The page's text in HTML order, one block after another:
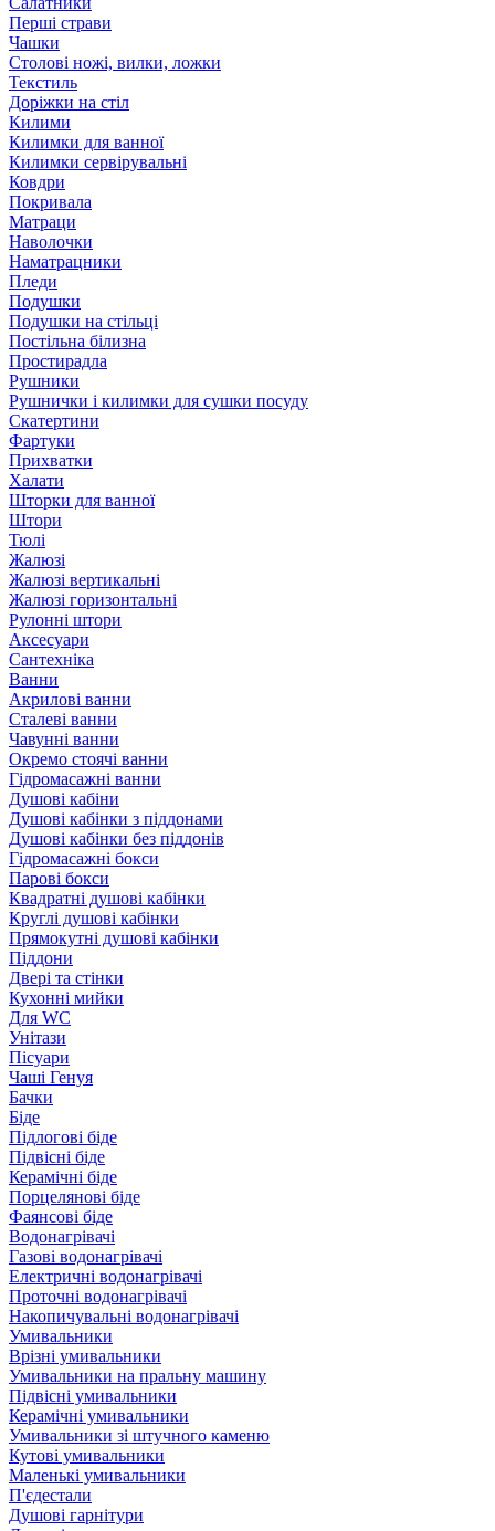
Перші страви
Чашки
Столові ножі, вилки, ложки
Текстиль
Доріжки на стіл
Килими
Килимки для ванної
Килимки сервірувальні
Ковдри
Покривала
Матраци
Наволочки
Наматрацники
Пледи
Подушки
Подушки на стільці
Постільна білизна
Простирадла
Рушники
Рушнички і килимки для сушки посуду
Скатертини
Фартуки
Прихватки
Халати
Шторки для ванної
Штори
Тюлі
Жалюзі
Жалюзі вертикальні
Жалюзі горизонтальні
Рулонні штори
Аксесуари
Сантехніка
Ванни
Акрилові ванни
Сталеві ванни
Чавунні ванни
Окремо стоячі ванни
Гідромасажні ванни
Душові кабіни
Душові кабінки з піддонами
Душові кабінки без піддонів
Гідромасажні бокси
Парові бокси
Квадратні душові кабінки
Круглі душові кабінки
Прямокутні душові кабінки
Піддони
Двері та стінки
Кухонні мийки
Для WC
Унітази
Пісуари
Чаші Генуя
Бачки
Біде
Підлогові біде
Підвісні біде
Керамічні біде
Порцелянові біде
Фаянсові біде
Водонагрівачі
Газові водонагрівачі
Електричні водонагрівачі
Проточні водонагрівачі
Накопичувальні водонагрівачі
Умивальники
Врізні умивальники
Умивальники на пральну машину
Підвісні умивальники
Керамічні умивальники
Умивальники зі штучного каменю
Кутові умивальники
Маленькі умивальники
П'єдестали
Душові гарнітури